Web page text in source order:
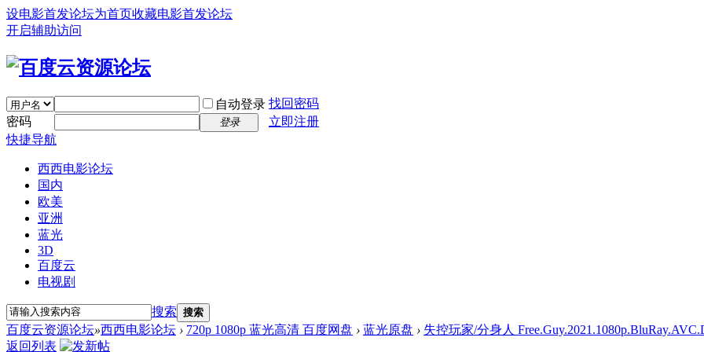
设电影首发论坛为首页收藏电影首发论坛
开启辅助访问
自动登录 找回密码
密码
登录
立即注册
快捷导航
西西电影论坛
国内
欧美
亚洲
蓝光
3D
百度云
电视剧
搜索 搜索
百度云资源论坛»西西电影论坛 › 720p 1080p 蓝光高清 百度网盘 › 蓝光原盘 › 失控玩家/分身人
返回列表